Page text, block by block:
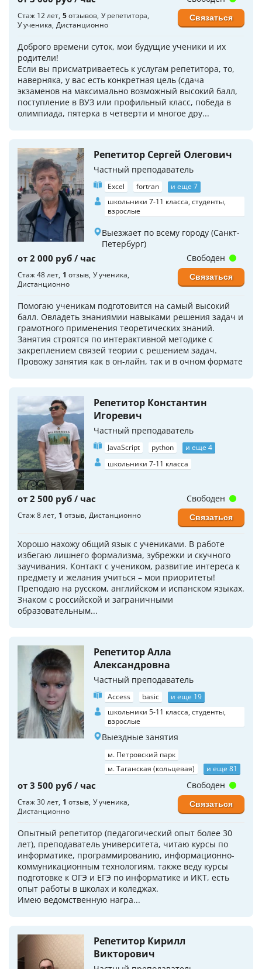
Стаж 12 лет 5отзывов У репетитора
У ученика Дистанционно
Доброго времени суток, мои будущие ученики и их
родители!
Если вы присматриваетесь к услугам репетитора, то,
наверняка, у вас есть конкретная цель (сдача
экзаменов на максимально возможный высокий балл,
поступление в ВУЗ или профильный класс, победа в
олимпиада, пятерка в четверти и многое дру...
Связаться
Репетитор Сергей Олегович
Частный преподаватель
Excel fortran
и еще 7
школьники 7-11 класса, студенты,
взрослые
Выезжает по всему городу (Санкт-
Петербург)
от 2 000 руб / час
Стаж 48 лет 1 отзыв У ученика
Дистанционно
Помогаю ученикам подготовится на самый высокий
балл. Овладеть знаниямии навыками решения задач и
грамотного применения теоретических знаний.
Занятия строятся по интерактивной методике с
закреплением связей теории с решением задач.
Провожу занятия как в он-лайн, так и в очном формате
Свободен
Связаться
Репетитор Константин
Игоревич
Частный преподаватель
JavaScript python
и еще 4
школьники 7-11 класса
от 2 500 руб / час
Стаж 8 лет 1 отзыв Дистанционно
Хорошо нахожу общий язык с учениками. В работе
избегаю лишнего формализма, зубрежки и скучного
заучивания. Контакт с учеником, развитие интереса к
предмету и желания учиться – мои приоритеты!
Преподаю на русском, английском и испанском языках.
Знаком с российской и заграничными
образовательным...
Свободен
Связаться
Репетитор Алла
Александровна
Частный преподаватель
Access basic
и еще 19
школьники 5-11 класса, студенты,
взрослые
Выездные занятия
м. Петровский парк
м. Таганская (кольцевая)
и еще 81
от 3 500 руб / час
Стаж 30 лет 1 отзыв У ученика
Дистанционно
Опытный репетитор (педагогический опыт более 30
лет), преподаватель университета, читаю курсы по
информатике, программированию, информационно-
коммуникационным технологиям, также веду курсы
подготовке к ОГЭ и ЕГЭ по информатике и ИКТ, есть
опыт работы в школах и коледжах.
Имею ведомственную награ...
Свободен
Связаться
Репетитор Кирилл
Викторович